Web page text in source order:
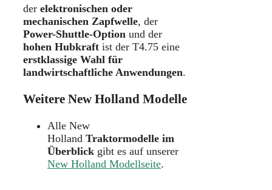
der elektronischen oder
mechanischen Zapfwelle, der
Power-Shuttle-Option und der
hohen Hubkraft ist der T4.75 eine
erstklassige Wahl für
landwirtschaftliche Anwendungen.
Weitere New Holland Modelle
Alle New
Holland Traktormodelle im
Überblick gibt es auf unserer
New Holland Modellseite.